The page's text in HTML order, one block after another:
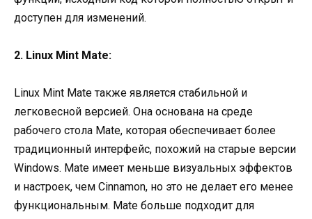
доступен для изменений.
2. Linux Mint Mate:
Linux Mint Mate также является стабильной и
легковесной версией. Она основана на среде
рабочего стола Mate, которая обеспечивает более
традиционный интерфейс, похожий на старые версии
Windows. Mate имеет меньше визуальных эффектов
и настроек, чем Cinnamon, но это не делает его менее
функциональным. Mate больше подходит для